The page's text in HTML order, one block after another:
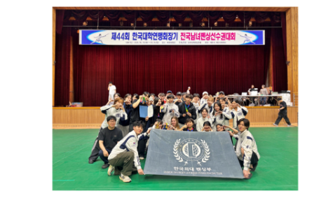
있었습니다.- GTEP사업단 활동을 돌이켜봤을 때 가장 기억에
남는 부분이 있다면 무엇입니까?팀 전시회가 가장 기억에
남습니다. GTEP에 선발되면 팀별로 수출을 도와줄 업체를 직접
찾아 전시회까지 전부 기획해야 합니다. 초면인 사람들과 이런
큰 프로젝트를 맡게 돼 서로 어색하기도 했고, 다들 처음 해보는
일이라 참 난감했습니다. 그래도 함께 의견 나누면서 어떤
제품을, 어느 나라에, 어떤 전략으로, 어떻게 수출할지 정해
나갔습니다. 그렇게 기업 발굴부터 전시회 준비와 부스 디자인,
사후관리까지 해내며 저희 팀과 기업 모두 만족할 수준의
성과를 냈습니다. 성취감과 더불어 감동적이기까지 했던
문화 관광, 도시 교통, 기후 환경, 교육 복지 등 용인시의 주요
현안과 관련된 정책을 제안했다.우리 대학 참가팀들은
용인시의 지역문화 보존과 관광 활성화, 고령층의 디지털 격차
해소, 데이터 기반 로컬 관광 플랫폼 등 지역사회가 직면한
다양한 현안을 주제로 정책을 발표했다. 특히 우리 대학 잇용
(팀장 지은비, 융합인재학부) 참가팀이 제안한 용인 무형유산
실감형 전승 콘텐츠 개발 방법 정책은 용인시산업진흥원이
추진 중인 첨단기술 융합실증사업 과 연계해 현장 실증을 통해
현장 적용 가능성을 검증하고, 향후 정책에 반영할 방침이다.
참가 학생들은 지난 4월부터 6월까지 약 3개월간 민 관 협력